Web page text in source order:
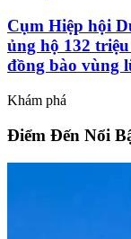
Cụm Hiệp hội
ủng hộ 132
đồng bào vùng
Khám phá
Điểm Đến Nổi